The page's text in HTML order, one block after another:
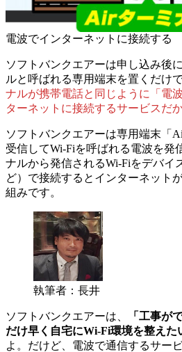
電波でインターネットに接続する
ソフトバンクエアーは申し込み後
ルと呼ばれる専用端末を置くだけ
ナルが携帯電話と同じように「電
ターネットに接続するサービスだ
ソフトバンクエアーは専用端末「
受信してWi-Fiを呼ばれる電波を発
ナルから発信されるWi-Fiをデバイ
ど）で接続するとインターネット
組みです。
執筆者：長井
ソフトバンクエアーは、
「工事が
だけ早く自宅にWi-Fi環境を整えた
よ。だけど、電波で通信するサー